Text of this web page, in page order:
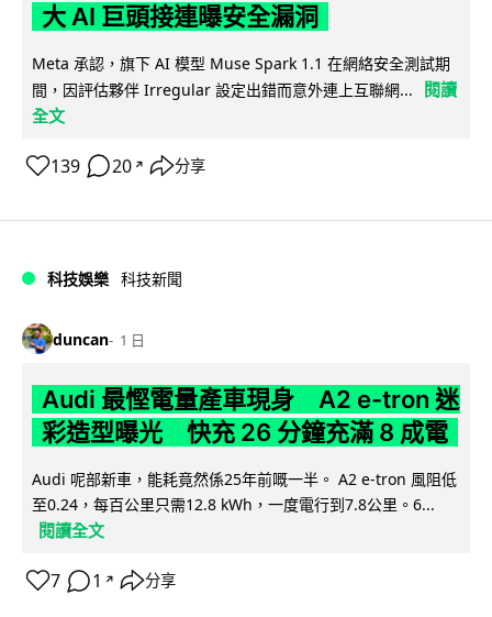
大 AI 巨頭接連曝安全漏洞
Meta 承認，旗下 AI 模型 Muse Spark 1.1 在網絡安全測試期
間，因評估夥伴 Irregular 設定出錯而意外連上互聯網...
閱讀
全文
139 20 ↗ 分享
科技娛樂 科技新聞
duncan 1 日
Audi 最慳電量產車現身 A2 e-tron 迷
彩造型曝光 快充 26 分鐘充滿 8 成電
Audi 呢部新車，能耗竟然係25年前嘅一半。 A2 e-tron 風阻低
至0.24，每百公里只需12.8 kWh，一度電行到7.8公里。6...
閱讀全文
7 1 ↗ 分享